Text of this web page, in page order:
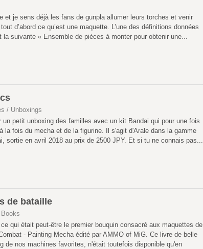
et je sens déjà les fans de gunpla allumer leurs torches et venir
d’abord ce qu’est une maquette. L’une des définitions données
la suivante « Ensemble de pièces à monter pour obtenir une...
/ Unboxings
un petit unboxing des familles avec un kit Bandai qui pour une fois
la fois du mecha et de la figurine. Il s'agit d'Arale dans la gamme
sortie en avril 2018 au prix de 2500 JPY. Et si tu ne connais pas...
de bataille
qui était peut-être le premier bouquin consacré aux maquettes de
- Painting Mecha édité par AMMO of MiG. Ce livre de belle
de nos machines favorites, n'était toutefois disponible qu'en